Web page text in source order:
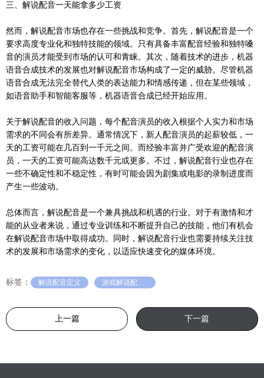
三、解说配音一天能拿多少工资
然而，解说配音市场也存在一些挑战和竞争。首先，解说配音是一个
要求高度专业化和独特技能的领域。只有具备丰富配音经验和独特嗓
音的演员才能受到市场的认可和青睐。其次，随着技术的进步，机器
语音合成技术的发展也对解说配音市场构成了一定的威胁。尽管机器
语音合成无法完全替代人类的表达能力和情感传递，但在某些领域，
如语音助手和智能客服等，机器语音合成已经开始应用。
关于解说配音的收入问题，每个配音演员的收入根据个人实力和市场
需求的不同会有所差异。通常情况下，新人配音演员的起薪较低，一
天的工资可能在几百到一千元之间。而经验丰富并广受欢迎的配音演
员，一天的工资可能高达数千元或更多。不过，解说配音行业也存在
一些不确定性和不稳定性，有时可能会因为剧集或电影的录制进度而
产生一些波动。
总体而言，解说配音是一个兼具挑战和机遇的行业。对于有激情和才
能的从业者来说，通过专业训练和不断提升自己的技能，他们有机会
在解说配音市场中取得成功。同时，解说配音行业也需要持续关注技
术的发展和市场需求的变化，以适应快速变化的媒体环境。
标签： 解说配音定义
上一篇 下一篇